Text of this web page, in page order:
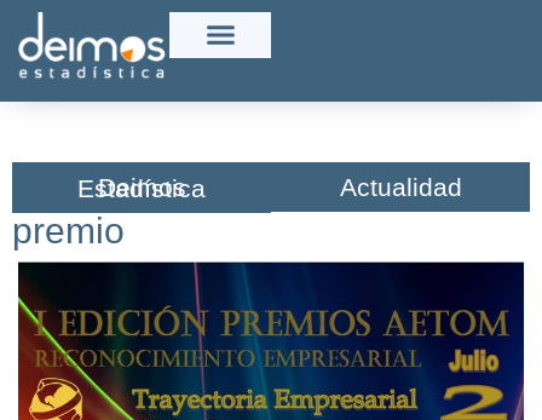
Deimos Estadística​ Actualidad
premio